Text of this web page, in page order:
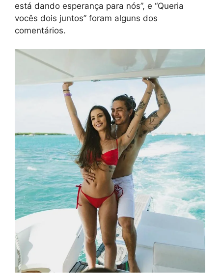
está dando esperança para nós”, e “Queria
vocês dois juntos” foram alguns dos
comentários.